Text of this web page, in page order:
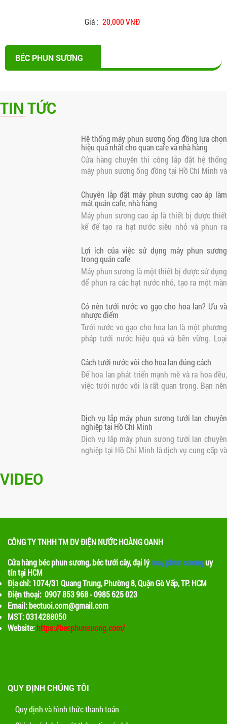
Giá : 20,000 VNĐ
BÉC PHUN SƯƠNG
TIN TỨC
Hệ thống máy phun sương ống đồng lựa chọn
hiệu quả nhất cho quan cafe và nhà hàng
Cửa hàng chuyên thi công lắp đặt hệ thống
máy phun sương ống đồng tại Hồ Chí Minh và
cafe, nhà hàng, khu giải trí... Bảo hành 12
tháng. Liên hệ trực tiếp để có giá tốt..
Chuyên lắp đặt máy phun sương cao áp làm
mát quán cafe, nhà hàng
Máy phun sương cao áp là thiết bị được thiết
kế để tạo ra hạt nước siêu nhỏ và phun ra
và tạo ra một môi trường thoáng đãng cho
khách hàng
Lợi ích của việc sử dụng máy phun sương
trong quán cafe
Máy phun sương là một thiết bị được sử dụng
để phun ra các hạt nước nhỏ, tạo ra một màn
quanh sẽ giảm, tạo ra một không gian mát mẻ
Có nên tưới nước vo gạo cho hoa lan? Ưu và
nhược điểm
Tưới nước vo gạo cho hoa lan là một phương
pháp tưới nước hiệu quả và bền vững. Loại
sự phát triển của hoa lan
Cách tưới nước vôi cho hoa lan đúng cách
Để hoa lan phát triển mạnh mẽ và ra hoa đều,
việc tưới nước vôi là rất quan trọng. Bạn nên
gian tưới nước tốt nhất là..
Dịch vụ lắp máy phun sương tưới lan chuyên
nghiệp tại Hồ Chí Minh
Dịch vụ lắp máy phun sương tưới lan chuyên
nghiệp tại Hồ Chí Minh là dịch vụ cung cấp và
VIDEO
CÔNG TY TNHH TM DV ĐIỆN NƯỚC HOÀNG OANH
Cửa hàng béc phun sương, béc tưới cây, đại lýmáy phun sươnguy
tín tại HCM
Địa chỉ: 1074/31 Quang Trung, Phường 8, Quận Gò Vấp, TP. HCM
Điện thoại: 0907 853 968 - 0985 625 023
Email: bectuoi.com@gmail.com
MST: 0314288050
Website:https://becphunsuong.com/
QUY ĐỊNH CHÚNG TÔI
Quy định và hình thức thanh toán